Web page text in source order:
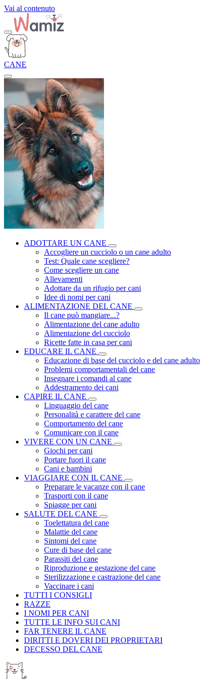
Vai al contenuto
CANE
ADOTTARE UN CANE
Accogliere un cucciolo o un cane adulto
Test: Quale cane scegliere?
Come scegliere un cane
Allevamenti
Adottare da un rifugio per cani
Idee di nomi per cani
ALIMENTAZIONE DEL CANE
Il cane può mangiare...?
Alimentazione del cane adulto
Alimentazione del cucciolo
Ricette fatte in casa per cani
EDUCARE IL CANE
Educazione di base del cucciolo e del cane adulto
Problemi comportamentali del cane
Insegnare i comandi al cane
Addestramento dei cani
CAPIRE IL CANE
Linguaggio del cane
Personalità e carattere del cane
Comportamento del cane
Comunicare con il cane
VIVERE CON UN CANE
Giochi per cani
Portare fuori il cane
Cani e bambini
VIAGGIARE CON IL CANE
Preparare le vacanze con il cane
Trasporti con il cane
Spiagge per cani
SALUTE DEL CANE
Toelettatura del cane
Malattie del cane
Sintomi del cane
Cure di base del cane
Parassiti del cane
Riproduzione e gestazione del cane
Sterilizzazione e castrazione del cane
Vaccinare i cani
TUTTI I CONSIGLI
RAZZE
I NOMI PER CANI
TUTTE LE INFO SUI CANI
FAR TENERE IL CANE
DIRITTI E DOVERI DEI PROPRIETARI
DECESSO DEL CANE